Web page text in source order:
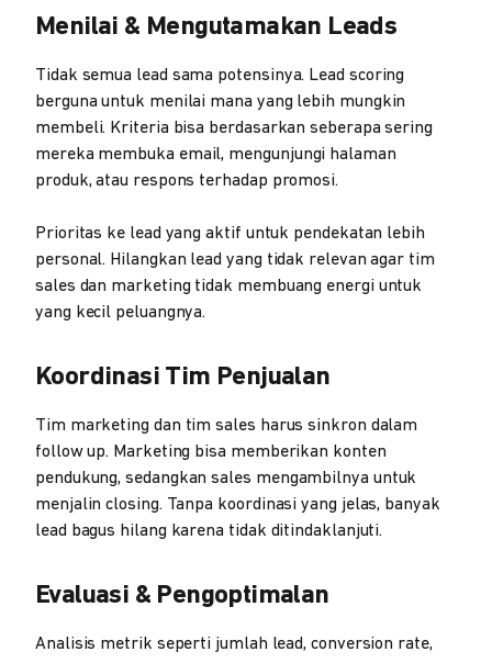
Menilai & Mengutamakan Leads
Tidak semua lead sama potensinya. Lead scoring
berguna untuk menilai mana yang lebih mungkin
membeli. Kriteria bisa berdasarkan seberapa sering
mereka membuka email, mengunjungi halaman
produk, atau respons terhadap promosi.
Prioritas ke lead yang aktif untuk pendekatan lebih
personal. Hilangkan lead yang tidak relevan agar tim
sales dan marketing tidak membuang energi untuk
yang kecil peluangnya.
Koordinasi Tim Penjualan
Tim marketing dan tim sales harus sinkron dalam
follow up. Marketing bisa memberikan konten
pendukung, sedangkan sales mengambilnya untuk
menjalin closing. Tanpa koordinasi yang jelas, banyak
lead bagus hilang karena tidak ditindaklanjuti.
Evaluasi & Pengoptimalan
Analisis metrik seperti jumlah lead, conversion rate,